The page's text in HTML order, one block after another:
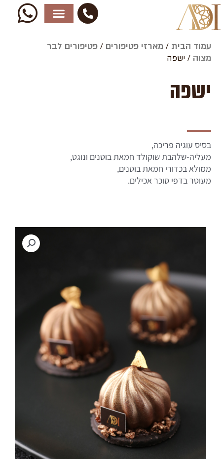
דילוג
לתוכן
עמוד הבית / מארזי פטיפורים / פטיפורים לבר
מצוה / ישפה
ישפה
בסיס עוגיה פריכה,
מעליה-שלהבת שוקולד חמאת בוטנים ונוגט,
ממולא בכדורי חמאת בוטנים,
מעוטר בדפי סוכר אכילים.